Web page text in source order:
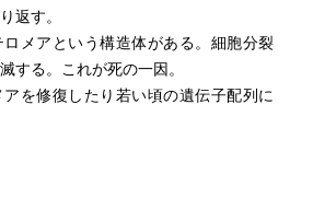
返す。
メアという構造体がある。細胞分裂
する。これが死の一因。
を修復したり若い頃の遺伝子配列に